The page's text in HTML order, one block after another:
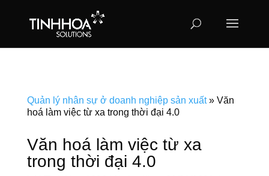
Quản lý nhân sự ở doanh nghiệp sản xuất» Văn
hoá làm việc từ xa trong thời đại 4.0
Văn hoá làm việc từ xa
trong thời đại 4.0